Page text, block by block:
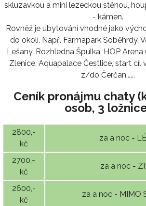
skluzavkou a mini lezeckou stěnou,
- kámen.
Rovněž je ubytování vhodné jako
do okolí. Např. Farmapark Soběhrdy,
Lešany, Rozhledna Špulka, HOP
Zlenice, Aquapalace Čestlice, start
z/do Čerčan......
Ceník pronájmu chaty
osob, 3
2800,-
kč
za a noc -
2700,-
kč
za a noc -
2600,-
kč
za a noc - MIMO